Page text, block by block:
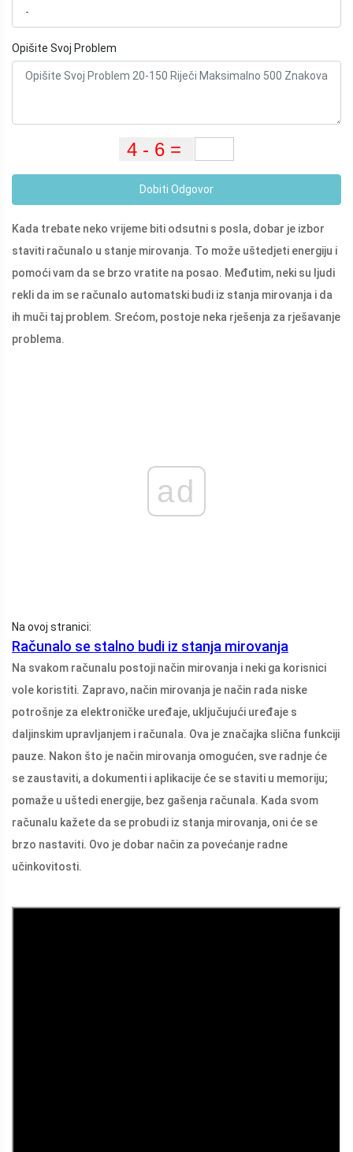
Opišite Svoj Problem
Dobiti Odgovor
Kada trebate neko vrijeme biti odsutni s posla, dobar je izbor
staviti računalo u stanje mirovanja. To može uštedjeti energiju i
pomoći vam da se brzo vratite na posao. Međutim, neki su ljudi
rekli da im se računalo automatski budi iz stanja mirovanja i da
ih muči taj problem. Srećom, postoje neka rješenja za rješavanje
problema.
ad
Na ovoj stranici:
Računalo se stalno budi iz stanja mirovanja
Na svakom računalu postoji način mirovanja i neki ga korisnici
vole koristiti. Zapravo, način mirovanja je način rada niske
potrošnje za elektroničke uređaje, uključujući uređaje s
daljinskim upravljanjem i računala. Ova je značajka slična funkciji
pauze. Nakon što je način mirovanja omogućen, sve radnje će
se zaustaviti, a dokumenti i aplikacije će se staviti u memoriju;
pomaže u uštedi energije, bez gašenja računala. Kada svom
računalu kažete da se probudi iz stanja mirovanja, oni će se
brzo nastaviti. Ovo je dobar način za povećanje radne
učinkovitosti.